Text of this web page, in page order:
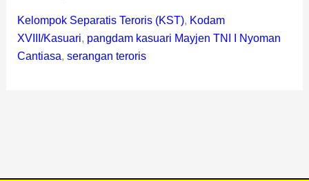
Kelompok Separatis Teroris (KST), Kodam
XVIII/Kasuari, pangdam kasuari Mayjen TNI I Nyoman
Cantiasa, serangan teroris